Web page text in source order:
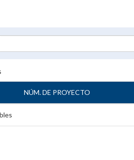
NÚM. DE PROYECTO